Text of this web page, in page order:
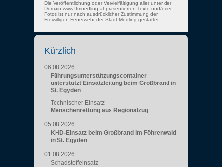
Die Veröffentlichung oder Vervielfältigung aller unter der
Domain www.ffmoedling.at präsentierten Texte und/oder
Fotos ist nur nach ausdrücklicher Zustimmung der
Freiwilligen Feuerwehr der Stadt Mödling gestattet.
Kürzlich
06.08.2026
Führungsunterstützungscontainer
unterstützt Einsatzleitung beim Großbrand in
St. Egyden
Technischer Einsatz
Menschenrettung aus Regionalzug
05.08.2026
KHD-Einsatz beim Großbrand im Föhrenwald
in St. Egyden
01.08.2026
Schadstoffeinsatz